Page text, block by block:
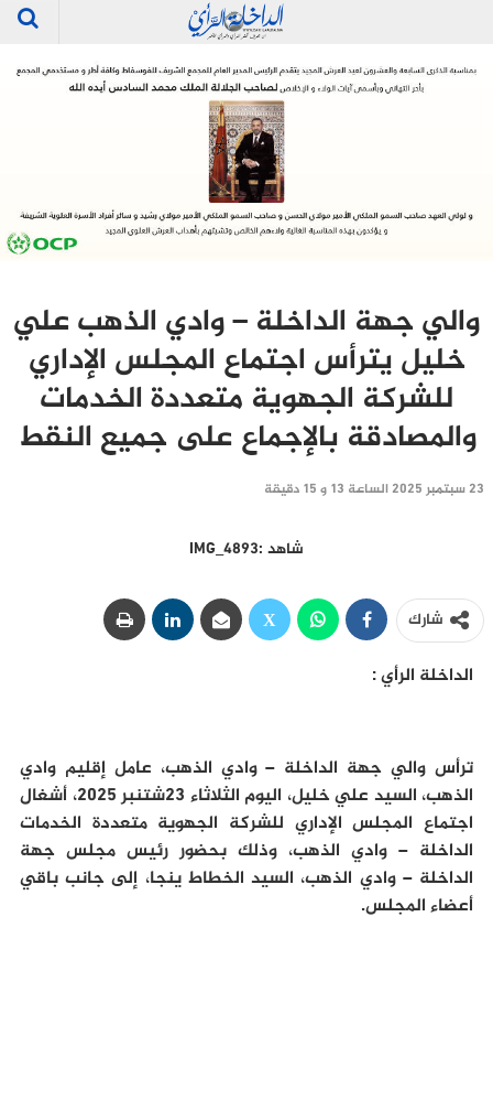
والي جهة الداخلة – وادي الذهب علي
خليل يترأس اجتماع المجلس الإداري
للشركة الجهوية متعددة الخدمات
والمصادقة بالإجماع على جميع النقط
23 سبتمبر 2025 الساعة 13 و 15 دقيقة
شاهد :IMG_4893
شارك
الداخلة الرأي :
ترأس والي جهة الداخلة – وادي الذهب، عامل إقليم وادي
الذهب، السيد علي خليل، اليوم الثلاثاء 23شتنبر 2025، أشغال
اجتماع المجلس الإداري للشركة الجهوية متعددة الخدمات
الداخلة – وادي الذهب، وذلك بحضور رئيس مجلس جهة
الداخلة – وادي الذهب، السيد الخطاط ينجا، إلى جانب باقي
أعضاء المجلس.